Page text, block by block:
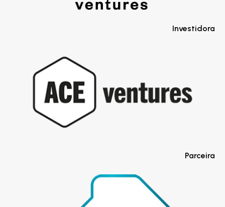
Investidora
Parceira